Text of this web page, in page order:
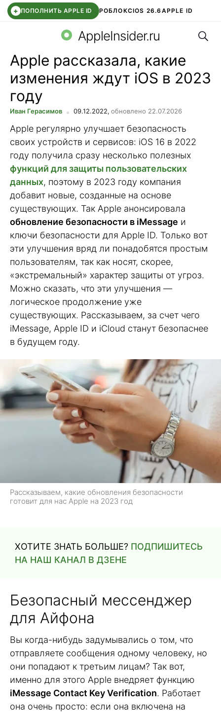
+ ПОПОЛНИТЬ APPLE ID РОБЛОКСIOS 26.6 APPLE ID
WHATSAPP DDE STOREAPP STOREOZON БАНК
AppleInsider.ru
Apple рассказала, какие
изменения ждут iOS в 2023
году
Иван Герасимов 09.12.2022, обновлено 22.07.2026
Apple регулярно улучшает безопасность
своих устройств и сервисов: iOS 16 в 2022
году получила сразу несколько полезных
функций для защиты пользовательских
данных, поэтому в 2023 году компания
добавит новые, созданные на основе
существующих. Так Apple анонсировала
обновление безопасности в iMessage и
ключи безопасности для Apple ID. Только вот
эти улучшения вряд ли понадобятся простым
пользователям, так как носят, скорее,
«экстремальный» характер защиты от угроз.
Можно сказать, что эти улучшения —
логическое продолжение уже
существующих. Рассказываем, за счет чего
iMessage, Apple ID и iCloud станут безопаснее
в будущем году.
Рассказываем, какие обновления безопасности
готовит для нас Apple на 2023 год
ХОТИТЕ ЗНАТЬ БОЛЬШЕ? ПОДПИШИТЕСЬ
НА НАШ КАНАЛ В ДЗЕНЕ
Безопасный мессенджер
для Айфона
Вы когда-нибудь задумывались о том, что
отправляете сообщения одному человеку, но
они попадают к третьим лицам? Так вот,
именно для этого Apple внедряет функцию
iMessage Contact Key Verification. Работает
она очень просто: если она включена на